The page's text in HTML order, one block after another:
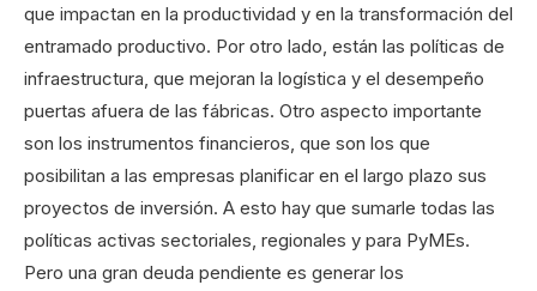
que impactan en la productividad y en la transformación del
entramado productivo. Por otro lado, están las políticas de
infraestructura, que mejoran la logística y el desempeño
puertas afuera de las fábricas. Otro aspecto importante
son los instrumentos financieros, que son los que
posibilitan a las empresas planificar en el largo plazo sus
proyectos de inversión. A esto hay que sumarle todas las
políticas activas sectoriales, regionales y para PyMEs.
Pero una gran deuda pendiente es generar los